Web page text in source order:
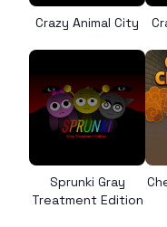
Crazy Animal City
Sprunki Gray
Treatment Edition